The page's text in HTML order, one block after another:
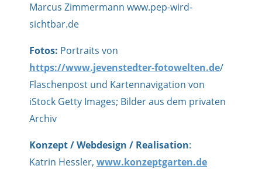
Marcus Zimmermann www.pep-wird-
sichtbar.de
Fotos: Portraits von
https://www.jevenstedter-fotowelten.de/
Flaschenpost und Kartennavigation von
iStock Getty Images; Bilder aus dem privaten
Archiv
Konzept / Webdesign / Realisation:
Katrin Hessler, www.konzeptgarten.de